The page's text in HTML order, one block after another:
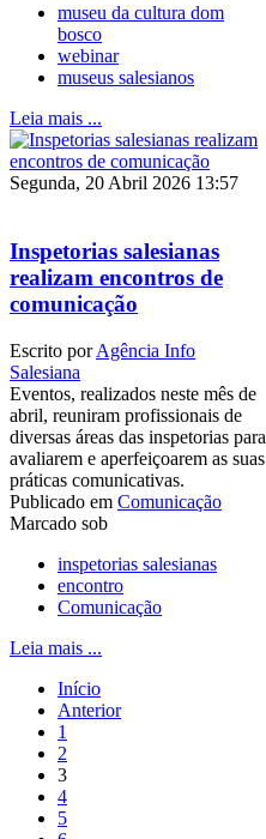
museu da cultura dom
bosco
webinar
museus salesianos
Leia mais ...
Segunda, 20 Abril 2026 13:57
Inspetorias salesianas
realizam encontros de
comunicação
Escrito porAgência Info
Salesiana
Eventos, realizados neste mês de
abril, reuniram profissionais de
diversas áreas das inspetorias para
avaliarem e aperfeiçoarem as suas
práticas comunicativas.
Publicado em Comunicação
Marcado sob
inspetorias salesianas
encontro
Comunicação
Leia mais ...
Início
Anterior
1
2
3
4
5